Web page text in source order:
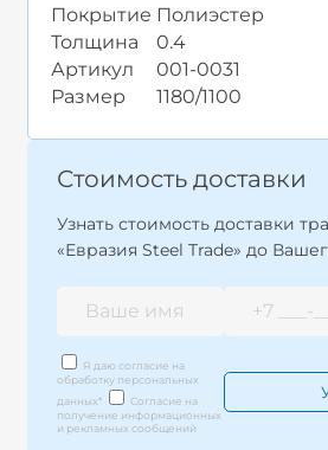
Покрытие Полиэстер
Толщина
0.4
Артикул
001-0031
Размер
1180/1100
Стоимость доставки
Узнать стоимость доставки
«Евразия Steel Trade» до
Я даю согласие на
обработку персональных
данных*
Согласие на
получение информационных
и рекламных сообщений